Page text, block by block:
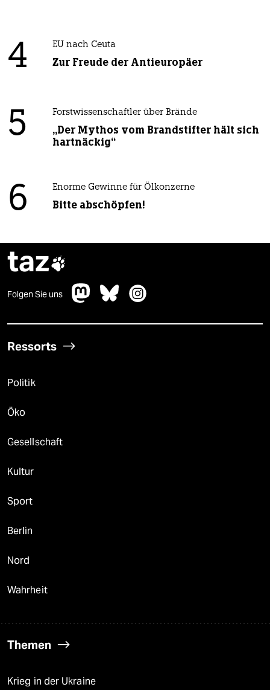
4 EU nach Ceuta
Zur Freude der Antieuropäer
5 Forstwissenschaftler über Brände
„Der Mythos vom Brandstifter hält sich
hartnäckig“
6 Enorme Gewinne für Ölkonzerne
Bitte abschöpfen!
taz
Folgen Sie uns
Ressorts
Politik
Öko
Gesellschaft
Kultur
Sport
Berlin
Nord
Wahrheit
Themen
Krieg in der Ukraine